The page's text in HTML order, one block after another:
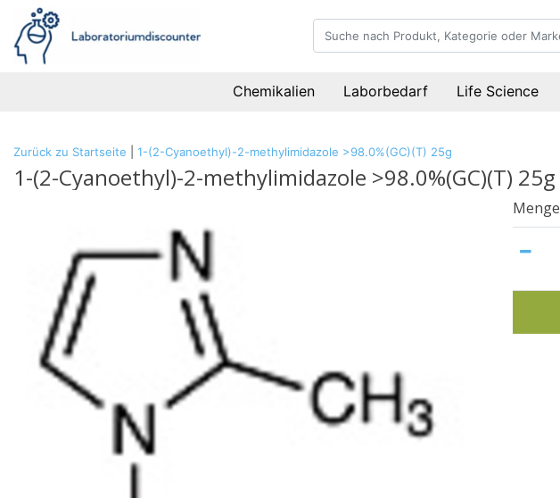
Chemikalien Laborbedarf Life Science
Zurück zu Startseite 1-(2-Cyanoethyl)-2-methylimidazole >98.0%(GC)(T) 25g
1-(2-Cyanoethyl)-2-methylimidazole >98.0%(GC)(T) 25g
Menge